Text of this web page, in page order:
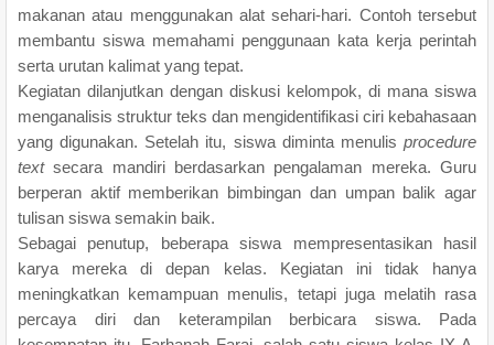
makanan atau menggunakan alat sehari-hari. Contoh tersebut
membantu siswa memahami penggunaan kata kerja perintah
serta urutan kalimat yang tepat.
Kegiatan dilanjutkan dengan diskusi kelompok, di mana siswa
menganalisis struktur teks dan mengidentifikasi ciri kebahasaan
yang digunakan. Setelah itu, siswa diminta menulis procedure
textsecara mandiri berdasarkan pengalaman mereka. Guru
berperan aktif memberikan bimbingan dan umpan balik agar
tulisan siswa semakin baik.
Sebagai penutup, beberapa siswa mempresentasikan hasil
karya mereka di depan kelas. Kegiatan ini tidak hanya
meningkatkan kemampuan menulis, tetapi juga melatih rasa
percaya diri dan keterampilan berbicara siswa. Pada